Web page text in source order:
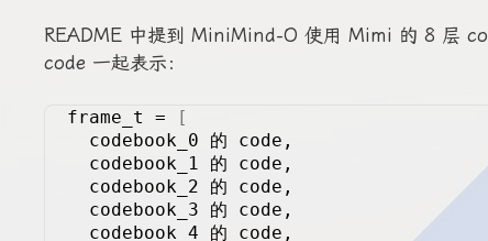
README 中提到 MiniMind-O 使用 Mimi 的 8 层
code 一起表示：
frame_t =
[
  codebook_0 的 code,
  codebook_1 的 code,
  codebook_2 的 code,
  codebook_3 的 code,
  codebook_4 的 code,